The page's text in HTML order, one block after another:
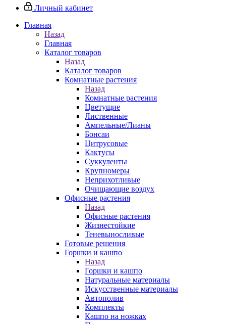
Личный кабинет
Главная
Назад
Главная
Каталог товаров
Назад
Каталог товаров
Комнатные растения
Назад
Комнатные растения
Цветущие
Лиственные
Ампельные/Лианы
Бонсаи
Цитрусовые
Кактусы
Суккуленты
Крупномеры
Неприхотливые
Очищающие воздух
Офисные растения
Назад
Офисные растения
Жизнестойкие
Теневыносливые
Готовые решения
Горшки и кашпо
Назад
Горшки и кашпо
Натуральные материалы
Искусственные материалы
Автополив
Комплекты
Кашпо на ножках